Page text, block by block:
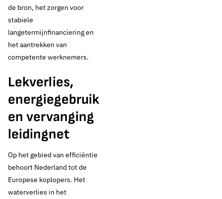
de bron, het zorgen voor
stabiele
langetermijnfinanciering en
het aantrekken van
competente werknemers.
Lekverlies,
energiegebruik
en vervanging
leidingnet
Op het gebied van efficiëntie
behoort Nederland tot de
Europese koplopers. Het
waterverlies in het